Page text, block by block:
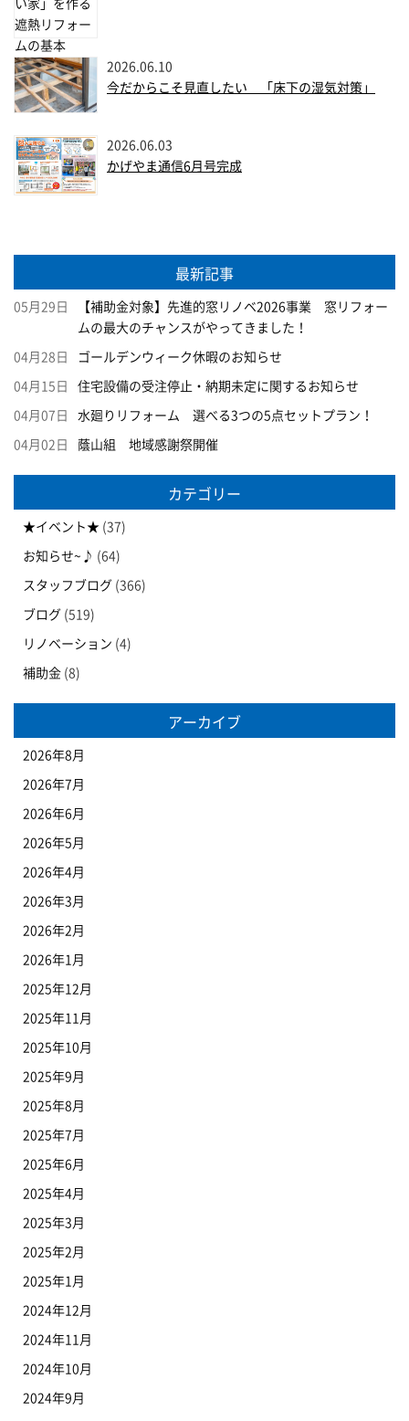
2026.06.10
今だからこそ見直したい 「床下の湿気対策」
2026.06.03
かげやま通信6月号完成
最新記事
05月29日
【補助金対象】先進的窓リノベ2026事業 窓リフォー
ムの最大のチャンスがやってきました！
04月28日 ゴールデンウィーク休暇のお知らせ
04月15日 住宅設備の受注停止・納期未定に関するお知らせ
04月07日 水廻りリフォーム 選べる3つの5点セットプラン！
04月02日 蔭山組 地域感謝祭開催
カテゴリー
★イベント★ (37)
お知らせ~♪ (64)
スタッフブログ (366)
ブログ (519)
リノベーション (4)
補助金 (8)
アーカイブ
2026年8月
2026年7月
2026年6月
2026年5月
2026年4月
2026年3月
2026年2月
2026年1月
2025年12月
2025年11月
2025年10月
2025年9月
2025年8月
2025年7月
2025年6月
2025年4月
2025年3月
2025年2月
2025年1月
2024年12月
2024年11月
2024年10月
2024年9月